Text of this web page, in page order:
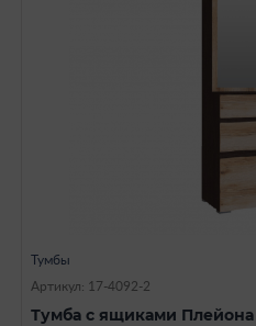
Тумбы
Артикул: 17-4092-2
Тумба с ящиками